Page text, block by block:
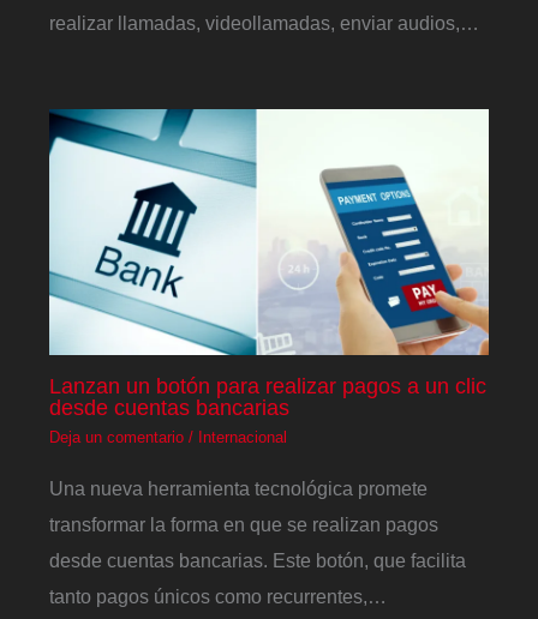
realizar llamadas, videollamadas, enviar audios,…
Lanzan un botón para realizar pagos a un clic
desde cuentas bancarias
Deja un comentario / Internacional
Una nueva herramienta tecnológica promete
transformar la forma en que se realizan pagos
desde cuentas bancarias. Este botón, que facilita
tanto pagos únicos como recurrentes,…